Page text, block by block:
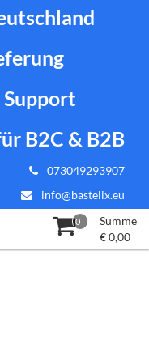
B2C & B2B
073049293907
info@bastelix.eu
0
Summe
€0,00